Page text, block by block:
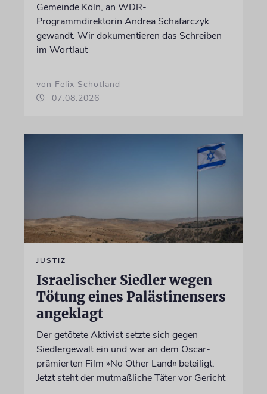
Gemeinde Köln, an WDR-
Programmdirektorin Andrea Schafarczyk
gewandt. Wir dokumentieren das Schreiben
im Wortlaut
von Felix Schotland
07.08.2026
JUSTIZ
Israelischer Siedler wegen
Tötung eines Palästinensers
angeklagt
Der getötete Aktivist setzte sich gegen
Siedlergewalt ein und war an dem Oscar-
prämierten Film »No Other Land« beteiligt.
Jetzt steht der mutmaßliche Täter vor Gericht